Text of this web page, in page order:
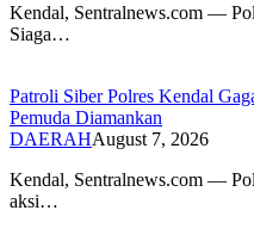
Kendal, Sentralnews.com —
Siaga…
Patroli Siber Polres Kendal
Pemuda Diamankan
DAERAHAugust 7, 2026
Kendal, Sentralnews.com —
aksi…